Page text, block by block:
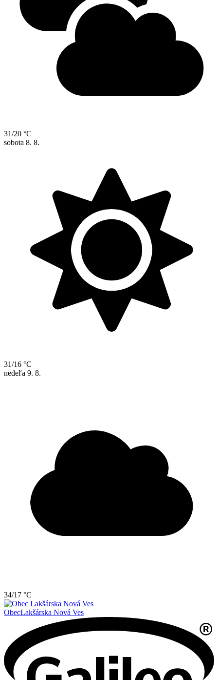
31/20 °C
sobota 8. 8.
31/16 °C
nedeľa 9. 8.
34/17 °C
ObecLakšárska Nová Ves